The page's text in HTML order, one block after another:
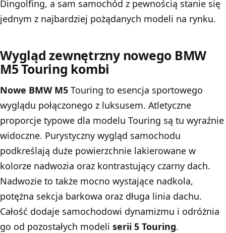
Dingolfing, a sam samochód z pewnością stanie się
jednym z najbardziej pożądanych modeli na rynku.
Wygląd zewnętrzny nowego BMW
M5 Touring kombi
Nowe BMW M5 Touring to esencja sportowego
wyglądu połączonego z luksusem. Atletyczne
proporcje typowe dla modelu Touring są tu wyraźnie
widoczne. Purystyczny wygląd samochodu
podkreślają duże powierzchnie lakierowane w
kolorze nadwozia oraz kontrastujący czarny dach.
Nadwozie to także mocno wystające nadkola,
potężna sekcja barkowa oraz długa linia dachu.
Całość dodaje samochodowi dynamizmu i odróżnia
go od pozostałych modeli serii 5 Touring.